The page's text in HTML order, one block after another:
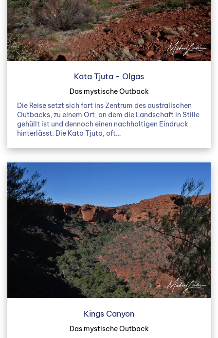
Kata Tjuta - Olgas
Das mystische Outback
Die Reise setzt sich fort ins Zentrum des australischen
Outbacks, zu einem Ort, an dem die Landschaft in Stille
gehüllt ist und dennoch einen nachhaltigen Eindruck
hinterlässt. Die Kata Tjuta, oft…
Kings Canyon
Das mystische Outback